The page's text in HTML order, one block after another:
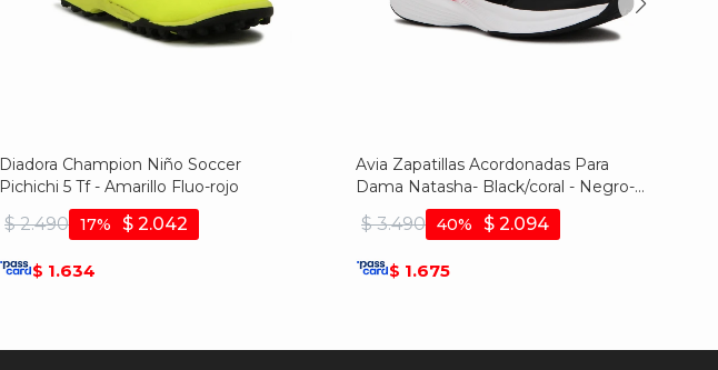
Diadora Champion Niño Soccer
Pichichi 5 Tf - Amarillo Fluo-rojo
$ 2.490 $ 2.042
17
$ 1.634
Avia Zapatillas Acordonadas Para
Dama Natasha- Black/coral - Negro-
$ 3.490 $ 2.094
40
$ 1.675